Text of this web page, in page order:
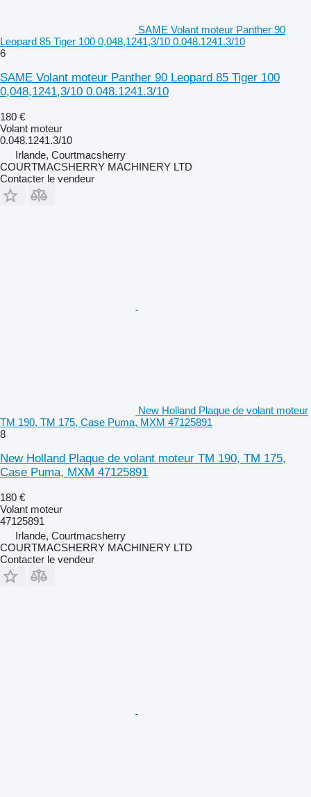
SAME Volant moteur Panther 90
Leopard 85 Tiger 100 0,048,1241,3/10 0.048.1241.3/10
6
SAME Volant moteur Panther 90 Leopard 85 Tiger 100
0,048,1241,3/10 0.048.1241.3/10
180 €
Volant moteur
0.048.1241.3/10
Irlande, Courtmacsherry
COURTMACSHERRY MACHINERY LTD
Contacter le vendeur
New Holland Plaque de volant moteur
TM 190, TM 175, Case Puma, MXM 47125891
8
New Holland Plaque de volant moteur TM 190, TM 175,
Case Puma, MXM 47125891
180 €
Volant moteur
47125891
Irlande, Courtmacsherry
COURTMACSHERRY MACHINERY LTD
Contacter le vendeur